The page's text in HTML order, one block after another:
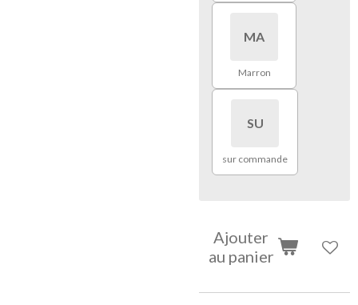
MA
Marron
SU
sur commande
Ajouter
au panier